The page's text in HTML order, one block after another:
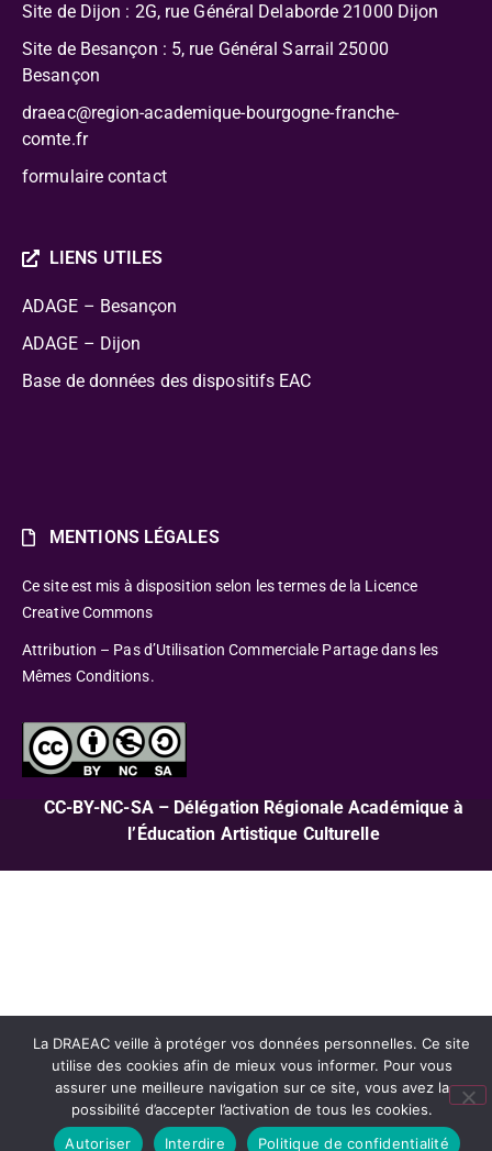
Site de Dijon : 2G, rue Général Delaborde 21000 Dijon
Site de Besançon : 5, rue Général Sarrail 25000
Besançon
draeac@region-academique-bourgogne-franche-
comte.fr
formulaire contact
LIENS UTILES
ADAGE – Besançon
ADAGE – Dijon
Base de données des dispositifs EAC
MENTIONS LÉGALES
Ce site est mis à disposition selon les termes de la Licence
Creative Commons
Attribution – Pas d’Utilisation Commerciale Partage dans les
Mêmes Conditions.
CC-BY-NC-SA – Délégation Régionale Académique à
l’Éducation Artistique Culturelle
La DRAEAC veille à protéger vos données personnelles. Ce site
utilise des cookies afin de mieux vous informer. Pour vous
assurer une meilleure navigation sur ce site, vous avez la
possibilité d’accepter l’activation de tous les cookies.
Autoriser
Interdire Politique de confidentialité